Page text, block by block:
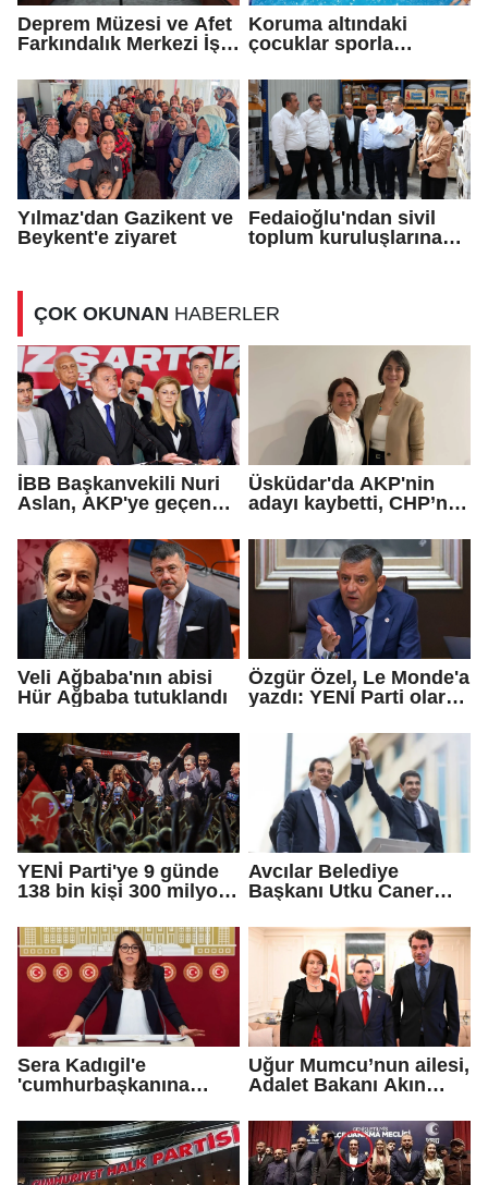
Deprem Müzesi ve Afet
Farkındalık Merkezi İş
Koruma altındaki
çocuklar sporla
Yılmaz'dan Gazikent ve
Beykent'e ziyaret
Fedaioğlu'ndan sivil
toplum kuruluşlarına
ÇOK OKUNAN HABERLER
İBB Başkanvekili Nuri
Aslan, AKP'ye geçen
iddialarına yanıt verdi
Üsküdar'da AKP'nin
adayı kaybetti, CHP’nin
Çetinkaya Başkan
Vekili seçildi
Veli Ağbaba'nın abisi
Hür Ağbaba tutuklandı
Özgür Özel, Le Monde'a
yazdı: YENİ Parti olarak
öneriyoruz
YENİ Parti'ye 9 günde
138 bin kişi 300 milyon
Avcılar Belediye
Başkanı Utku Caner
kararı
Sera Kadıgil'e
'cumhurbaşkanına
soruşturması
Uğur Mumcu’nun ailesi,
Adalet Bakanı Akın